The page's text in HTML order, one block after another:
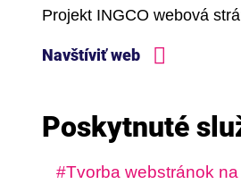
Projekt INGCO webová
Navštíviť web
Poskytnuté
Tvorba webstránok na